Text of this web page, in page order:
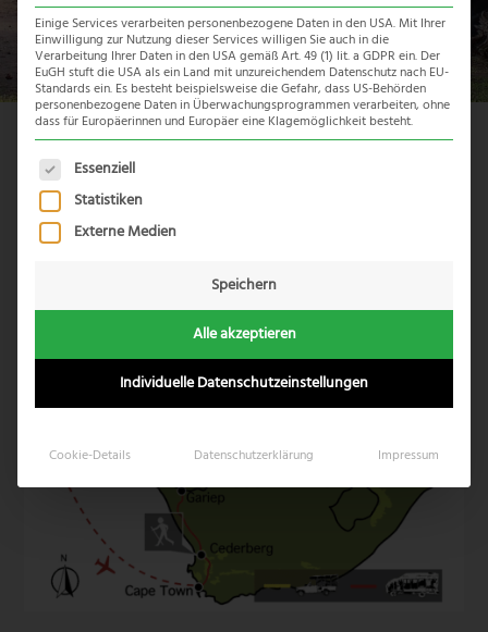
Einige Services verarbeiten personenbezogene Daten in den USA. Mit Ihrer
Einwilligung zur Nutzung dieser Services willigen Sie auch in die
Verarbeitung Ihrer Daten in den USA gemäß Art. 49 (1) lit. a GDPR ein. Der
EuGH stuft die USA als ein Land mit unzureichendem Datenschutz nach EU-
Standards ein. Es besteht beispielsweise die Gefahr, dass US-Behörden
personenbezogene Daten in Überwachungsprogrammen verarbeiten, ohne
dass für Europäerinnen und Europäer eine Klagemöglichkeit besteht.
Es folgt eine Liste der Service-Gruppen, für die eine
Essenziell
Statistiken
Externe Medien
Speichern
Alle akzeptieren
Individuelle Datenschutzeinstellungen
Cookie-Details Datenschutzerklärung Impressum